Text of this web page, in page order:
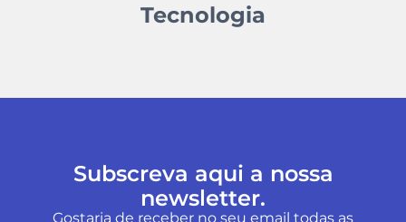
Tecnologia
Subscreva aqui a nossa
newsletter.
Gostaria de receber no seu email todas as